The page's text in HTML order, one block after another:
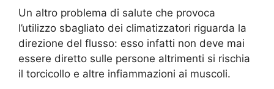
Un altro problema di salute che provoca
l’utilizzo sbagliato dei climatizzatori riguarda la
direzione del flusso: esso infatti non deve mai
essere diretto sulle persone altrimenti si rischia
il torcicollo e altre infiammazioni ai muscoli.